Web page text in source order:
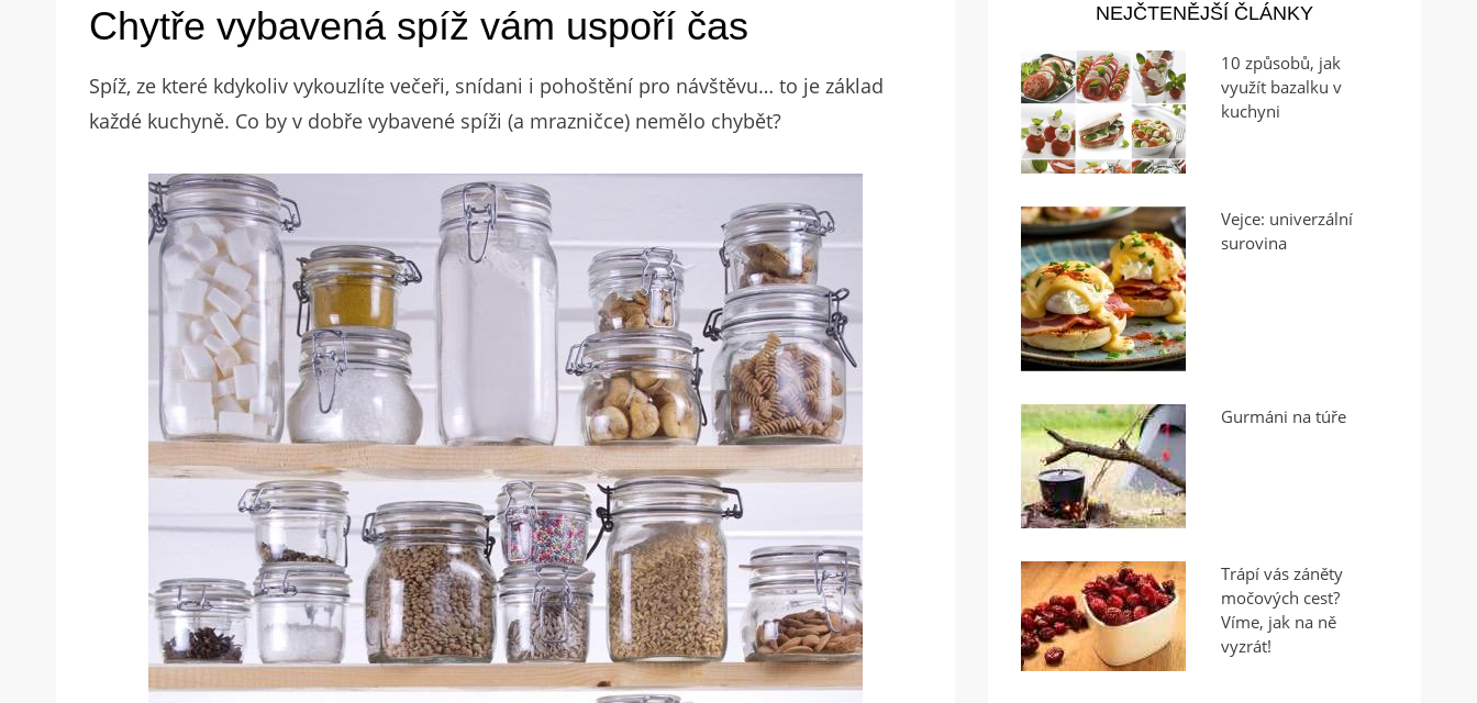
Chytře vybavená spíž vám uspoří čas
Spíž, ze které kdykoliv vykouzlíte večeři, snídani i pohoštění pro návštěvu… to je základ
každé kuchyně. Co by v dobře vybavené spíži (a mrazničce) nemělo chybět?
NEJČTENĚJŠÍ ČLÁNKY
10 způsobů, jak
využít bazalku v
kuchyni
Vejce: univerzální
surovina
Gurmáni na túře
Trápí vás záněty
močových cest?
Víme, jak na ně
vyzrát!